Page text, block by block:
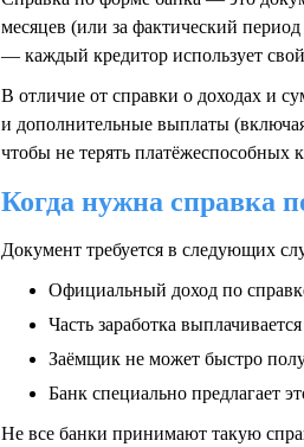
месяцев (или за фактический
— каждый кредитор использует
В отличие от справки о доходах и
и дополнительные выплаты
чтобы не терять
Когда нужна справка
Документ требуется в следующих
Официальный доход по
Часть заработка
Заёмщик не может быстро
Банк специально предлагает
Не все банки принимают такую